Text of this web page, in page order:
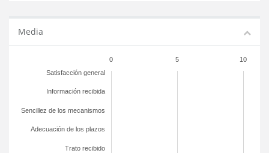
Media
0 5
10
Satisfacción general
Información recibida
Sencillez de los mecanismos
Adecuación de los plazos
Trato recibido